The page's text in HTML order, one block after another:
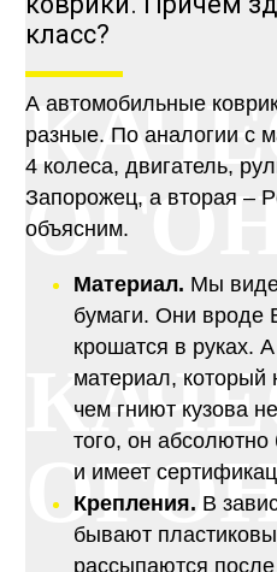
класс?
А автомобильные
разные. По аналогии с
4 колеса, двигатель,
Запорожец, а вторая –
объясним.
Материал. Мы
бумаги. Они вроде
крошатся в руках.
материал, который
чем гниют кузова
того, он абсолютно
и имеет
Крепления. В
бывают
рассыпаются